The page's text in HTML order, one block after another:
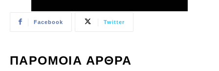
Facebook Twitter
ΠΑΡΟΜΟΙΑ ΑΡΘΡΑ